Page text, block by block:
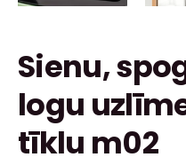
Sienu,
logu
tīklu m02